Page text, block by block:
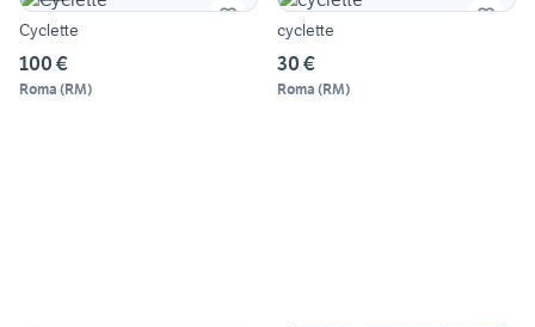
Cyclette
100 €
Roma (RM)
cyclette
30 €
Roma (RM)